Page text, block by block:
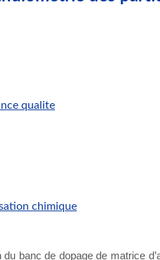
qualite
chimique
banc de dopage de matrice